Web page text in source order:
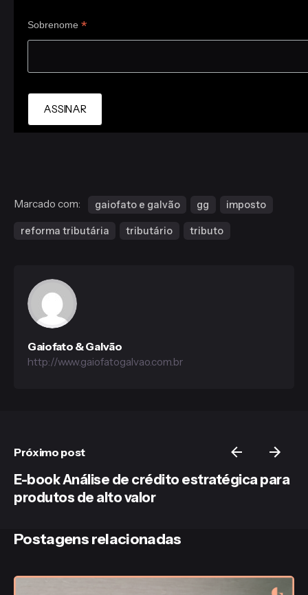
Sobrenome *
Marcado com: gaiofato e galvão gg imposto
reforma tributária tributário tributo
Gaiofato & Galvão
http://www.gaiofatogalvao.com.br
Próximo post
E-book Análise de crédito estratégica para
produtos de alto valor
Postagens relacionadas